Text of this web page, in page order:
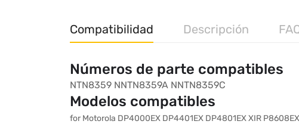
Compatibilidad Descripción
Números de parte compatibles
NTN8359 NNTN8359A NNTN8359C
Modelos compatibles
for Motorola DP4000EX DP4401EX DP4801EX XIR